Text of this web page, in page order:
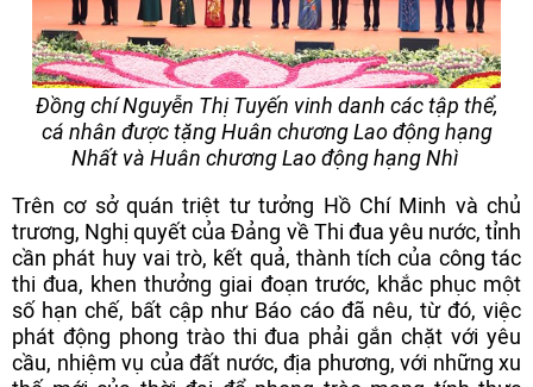
Đồng chí Nguyễn Thị Tuyến vinh danh các tập thể,
cá nhân được tặng Huân chương Lao động hạng
Nhất và Huân chương Lao động hạng Nhì
Trên cơ sở quán triệt tư tưởng Hồ Chí Minh và chủ
trương, Nghị quyết của Đảng về Thi đua yêu nước, tỉnh
cần phát huy vai trò, kết quả, thành tích của công tác
thi đua, khen thưởng giai đoạn trước, khắc phục một
số hạn chế, bất cập như Báo cáo đã nêu, từ đó, việc
phát động phong trào thi đua phải gắn chặt với yêu
cầu, nhiệm vụ của đất nước, địa phương, với những xu